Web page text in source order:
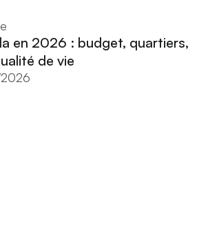
en 2026 : budget, quartiers,
de vie